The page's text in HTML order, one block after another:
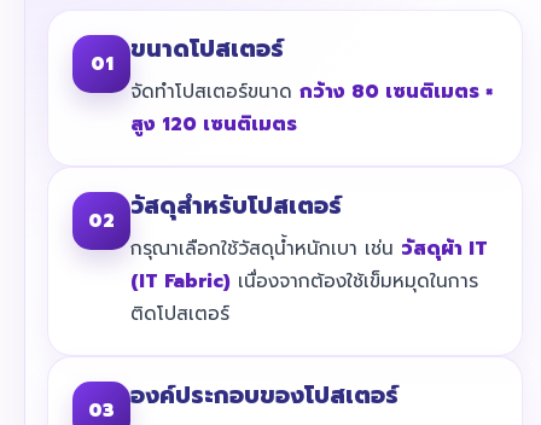
01 ขนาดโปสเตอร์
จัดทำโปสเตอร์ขนาด กว้าง 80 เซนติเมตร ×
สูง 120 เซนติเมตร
02 วัสดุสำหรับโปสเตอร์
กรุณาเลือกใช้วัสดุน้ำหนักเบา เช่น วัสดุผ้า IT
(IT Fabric) เนื่องจากต้องใช้เข็มหมุดในการ
ติดโปสเตอร์
03 องค์ประกอบของโปสเตอร์